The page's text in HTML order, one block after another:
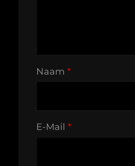
Naam *
E-Mail *